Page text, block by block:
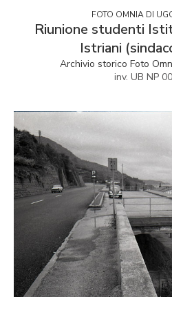
FOTO OMNIA DI
Riunione studenti
Istriani
Archivio storico Foto
inv. UB NP